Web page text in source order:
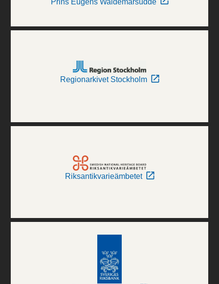
Regionarkivet Stockholm
Riksantikvarieämbetet